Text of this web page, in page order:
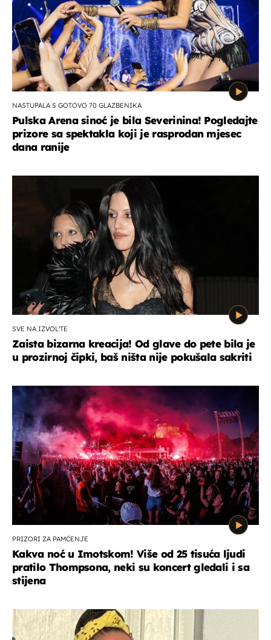
NASTUPALA S GOTOVO 70 GLAZBENIKA
Pulska Arena sinoć je bila Severinina! Pogledajte
prizore sa spektakla koji je rasprodan mjesec
dana ranije
SVE NA IZVOL'TE
Zaista bizarna kreacija! Od glave do pete bila je
u prozirnoj čipki, baš ništa nije pokušala sakriti
PRIZORI ZA PAMĆENJE
Kakva noć u Imotskom! Više od 25 tisuća ljudi
pratilo Thompsona, neki su koncert gledali i sa
stijena